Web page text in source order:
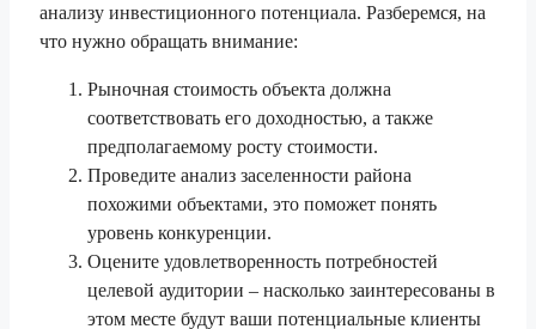
анализу инвестиционного потенциала. Разберемся, на
что нужно обращать внимание:
Рыночная стоимость объекта должна
соответствовать его доходностью, а также
предполагаемому росту стоимости.
Проведите анализ заселенности района
похожими объектами, это поможет понять
уровень конкуренции.
Оцените удовлетворенность потребностей
целевой аудитории – насколько заинтересованы в
этом месте будут ваши потенциальные клиенты